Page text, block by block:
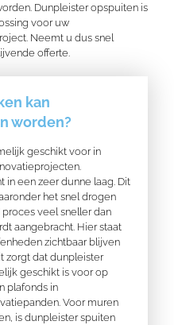
Dunpleister opspuiten is
voor uw
Neemt u dus snel
offerte.
kan
worden?
geschikt voor in
in een zeer dunne laag. Dit
het snel drogen
veel sneller dan
aangebracht. Hier staat
zichtbaar blijven
zorgt dat dunpleister
geschikt is voor op
plafonds in
Voor muren
is dunpleister spuiten